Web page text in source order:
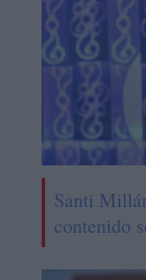
Santi
contenido